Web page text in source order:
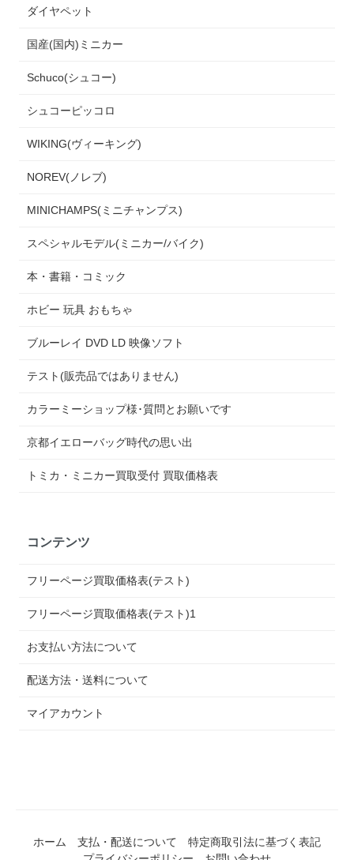
ダイヤペット
国産(国内)ミニカー
Schuco(シュコー)
シュコーピッコロ
WIKING(ヴィーキング)
NOREV(ノレブ)
MINICHAMPS(ミニチャンプス)
スペシャルモデル(ミニカー/バイク)
本・書籍・コミック
ホビー 玩具 おもちゃ
ブルーレイ DVD LD 映像ソフト
テスト(販売品ではありません)
カラーミーショップ様･質問とお願いです
京都イエローバッグ時代の思い出
トミカ・ミニカー買取受付 買取価格表
コンテンツ
フリーページ買取価格表(テスト)
フリーページ買取価格表(テスト)1
お支払い方法について
配送方法・送料について
マイアカウント
ホーム 支払・配送について
特定商取引法に基づく表記